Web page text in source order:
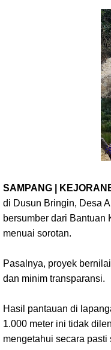
SAMPANG |
di Dusun Bringin, Desa
bersumber dari Bantuan
menuai sorotan.
Pasalnya, proyek
dan minim transparansi.
Hasil pantauan di
1.000 meter ini tidak
mengetahui secara